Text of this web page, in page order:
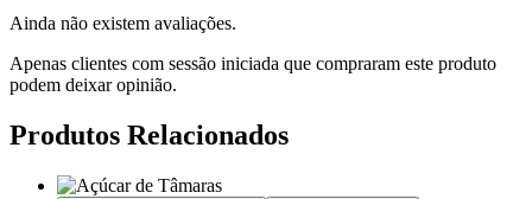
Ainda não existem avaliações.
Apenas clientes com sessão iniciada que compraram este produto
podem deixar opinião.
Produtos Relacionados